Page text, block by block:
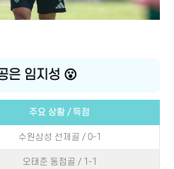
은 임지성 😮
주요 상황 / 득점
수원삼성 선제골 / 0-1
오태준 동점골 / 1-1